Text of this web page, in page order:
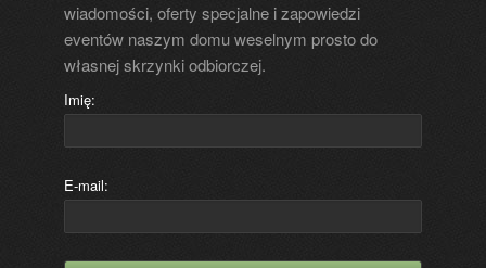
wiadomości, oferty specjalne i zapowiedzi
eventów naszym domu weselnym prosto do
własnej skrzynki odbiorczej.
Imię:
E-mail: